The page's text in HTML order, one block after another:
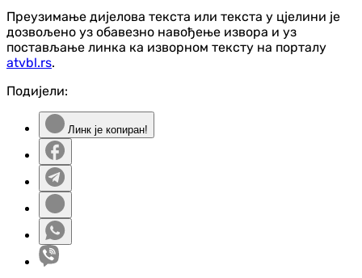
Преузимање дијелова текста или текста у цјелини је
дозвољено уз обавезно навођење извора и уз
постављање линка ка изворном тексту на порталу
atvbl.rs.
Подијели:
Линк је копиран!